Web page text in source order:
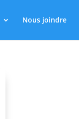
Nous joindre